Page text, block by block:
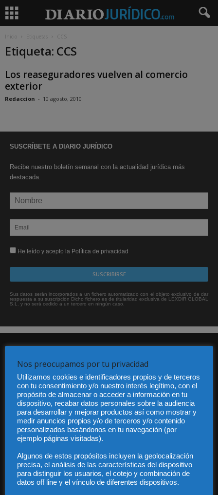
Inicio Etiquetas CCS
Etiqueta: CCS
Los reaseguradores vuelven al comercio
exterior
Redaccion - 10 agosto, 2010
SUSCRÍBETE A DIARIO JURÍDICO
Recibe nuestro boletín semanal con la actualidad jurídica más
destacada.
He leído y acepto la Política de privacidad
Sus datos serán incorporados a un fichero automatizado con el objeto exclusivo de dar
respuesta a su suscripción Dicho fichero es de titularidad exclusiva de LEXDIR GLOBAL
S.L. y no será cedido a un tercero en ningún caso.
Audiencia y Publicidad
Quiénes somos
Legal
Privacidad
Contacto
Contáctanos: info@diariojuridico.com
Nos preocupamos por tu privacidad
Utilizamos cookies e identificadores propios y de terceros
con tu consentimiento y/o nuestro interés legítimo, con el
propósito de almacenar o acceder a información en tu
dispositivo, recabar datos personales sobre la audiencia
para desarrollar y mejorar productos así como mostrar y
medir anuncios propios y/o de terceros y/o contenido
personalizados basándonos en tu navegación (por
ejemplo páginas visitadas).
Algunos de estos propósitos incluyen la geolocalización
precisa, el análisis de las características del dispositivo
para distinguir los usuarios, el cotejo y combinación de
datos off line y el vínculo de diferentes dispositivos.